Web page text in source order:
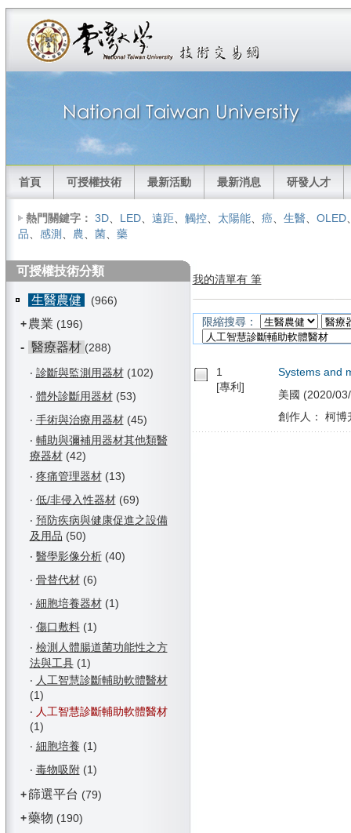
首頁 可授權技術 最新活動 最新消息 研發人才
熱門關鍵字： 3D、 LED、 遠距、 觸控、 太陽能、 癌、 生醫、 OLED
品、 感測 、 農、 菌、 藥
可授權技術分類
生醫農健
(966)
+ 農業 (196)
- 醫療器材 (288)
‧ 診斷與監測用器材(102)
‧ 體外診斷用器材(53)
‧ 手術與治療用器材(45)
‧ 輔助與彌補用器材其他類醫
療器材(42)
‧ 疼痛管理器材(13)
‧ 低/非侵入性器材(69)
‧ 預防疾病與健康促進之設備
及用品 (50)
‧ 醫學影像分析(40)
‧ 骨替代材(6)
‧ 細胞培養器材(1)
‧ 傷口敷料(1)
‧ 檢測人體腸道菌功能性之方
法與工具(1)
‧ 人工智慧診斷輔助軟體醫材
(1)
‧ 人工智慧診斷輔助軟體醫材
(1)
‧ 細胞培養 (1)
‧ 毒物吸附(1)
+篩選平台 (79)
+藥物 (190)
我的清單有 筆
限縮搜尋：
1
[專利]
Systems and
美國 (2020/
創作人： 柯博